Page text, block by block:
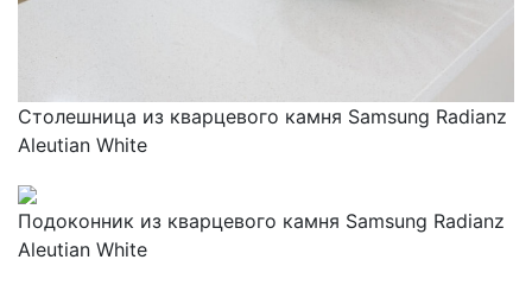
Столешница из кварцевого камня Samsung Radianz
Aleutian White
Подоконник из кварцевого камня Samsung Radianz
Aleutian White